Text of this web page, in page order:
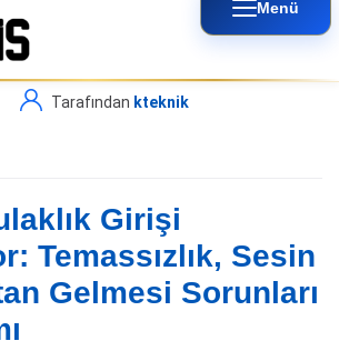
Menü
Tarafından kteknik
Girişi
Temassızlık, Sesin
Gelmesi Sorunları